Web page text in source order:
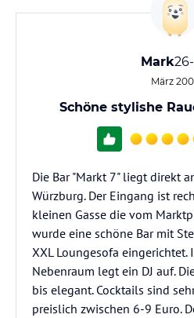
Mark
März
Schöne stylishe
Die Bar "Markt 7" liegt direkt
Würzburg. Der Eingang ist
kleinen Gasse die vom
wurde eine schöne Bar mit
XXL Loungesofa eingerichtet.
Nebenraum legt ein DJ auf.
bis elegant. Cocktails sind
preislich zwischen 6-9 Euro.